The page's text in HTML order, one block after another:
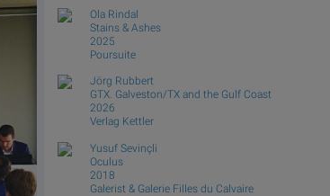
Ola Rindal
Stains & Ashes
2025
Poursuite
Jörg Rubbert
GTX. Galveston/TX and the Gulf Coast
2026
Verlag Kettler
Yusuf Sevinçli
Oculus
2018
Galerist & Galerie Filles du Calvaire